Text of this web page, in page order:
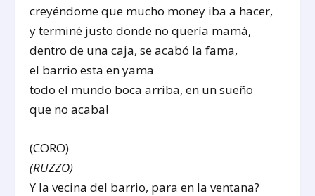
creyéndome que mucho money iba a hacer,
y terminé justo donde no quería mamá,
dentro de una caja, se acabó la fama,
el barrio esta en yama
todo el mundo boca arriba, en un sueño
que no acaba!
(CORO)
(RUZZO)
Y la vecina del barrio, para en la ventana?